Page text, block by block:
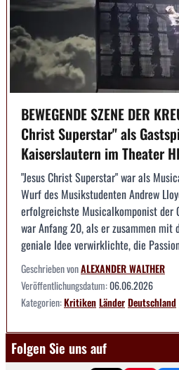
BEWEGENDE SZENE DER
Christ Superstar" als
Kaiserslautern im Theater
"Jesus Christ Superstar" war als
Wurf des Musikstudenten Andrew
erfolgreichste Musicalkomponist der
war Anfang 20, als er zusammen mit
geniale Idee verwirklichte, die
Geschrieben vonALEXANDER WALTHER
Veröffentlichungsdatum:06.06.2026
Kategorien:KritikenLänderDeutschland
Folgen Sie uns auf